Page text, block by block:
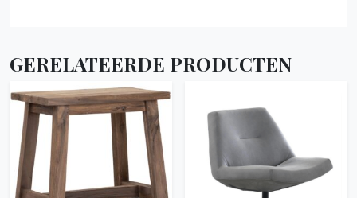
GERELATEERDE PRODUCTEN